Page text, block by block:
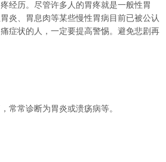
历。尽管许多人的胃疼就是一般性胃
炎、胃息肉等某些慢性胃病目前已被公认
症状的人，一定要提高警惕。避免悲剧再
常诊断为胃炎或溃疡病等。